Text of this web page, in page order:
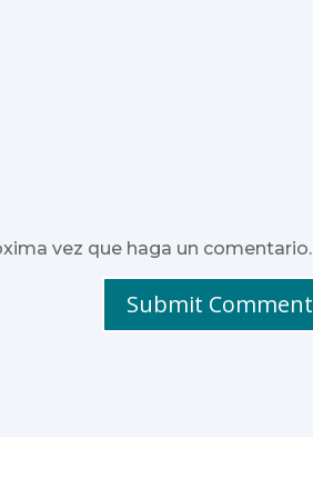
vez que haga un comentario.
Submit Comment